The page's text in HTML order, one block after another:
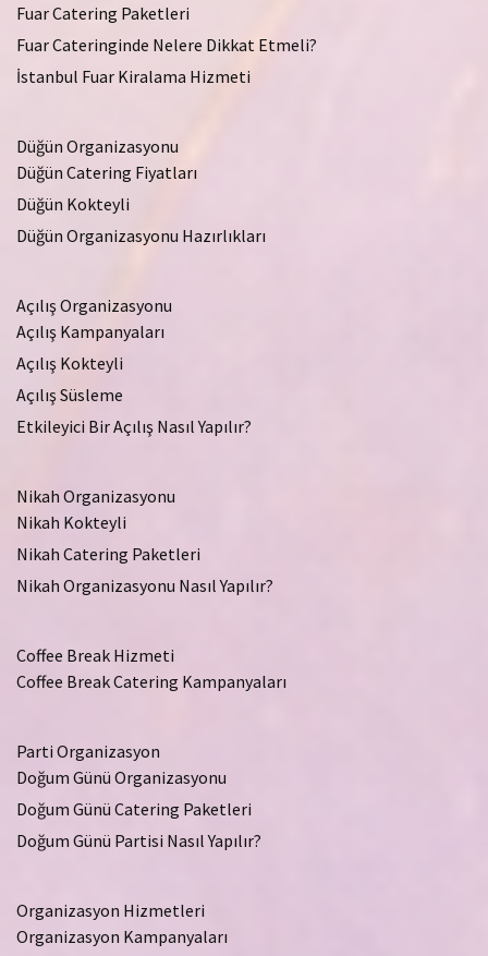
Fuar Catering Paketleri
Fuar Cateringinde Nelere Dikkat Etmeli?
İstanbul Fuar Kiralama Hizmeti
Düğün Organizasyonu
Düğün Catering Fiyatları
Düğün Kokteyli
Düğün Organizasyonu Hazırlıkları
Açılış Organizasyonu
Açılış Kampanyaları
Açılış Kokteyli
Açılış Süsleme
Etkileyici Bir Açılış Nasıl Yapılır?
Nikah Organizasyonu
Nikah Kokteyli
Nikah Catering Paketleri
Nikah Organizasyonu Nasıl Yapılır?
Coffee Break Hizmeti
Coffee Break Catering Kampanyaları
Parti Organizasyon
Doğum Günü Organizasyonu
Doğum Günü Catering Paketleri
Doğum Günü Partisi Nasıl Yapılır?
Organizasyon Hizmetleri
Organizasyon Kampanyaları